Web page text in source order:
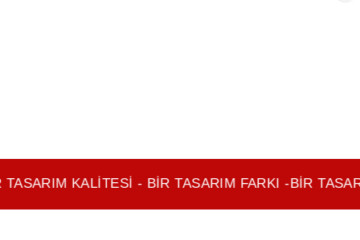
TASARIM KALITESI - BIR TASARIM FARKI -BIR